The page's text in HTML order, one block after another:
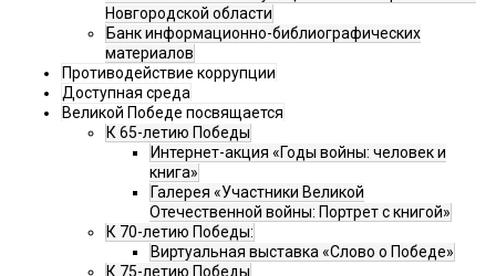
Новгородской области
Банк информационно-библиографических
материалов
Противодействие коррупции
Доступная среда
Великой Победе посвящается
К 65-летию Победы
Интернет-акция «Годы войны: человек и
книга»
Галерея «Участники Великой
Отечественной войны: Портрет с книгой»
К 70-летию Победы:
Виртуальная выставка «Слово о Победе»
К 75-летию Победы